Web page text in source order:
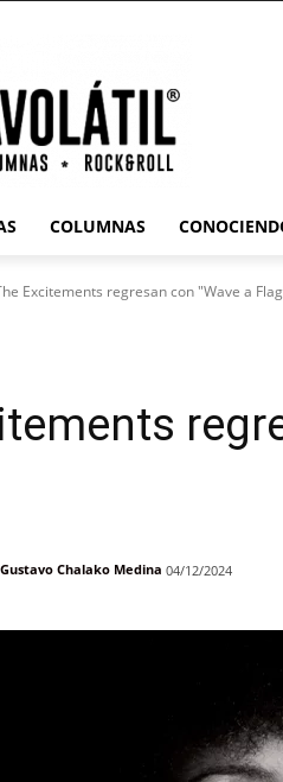
COLUMNAS
Excitements regresan con "Wave a
Gustavo Chalako Medina 04/12/2024